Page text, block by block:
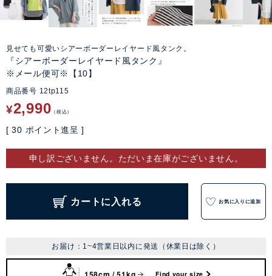
見せても可愛いシアーボーダーレイヤード風タンク。
『シアーボーダーレイヤード風タンク』
※メール便可※【10】
商品番号 12tp115
¥2,990 税込
[ 30 ポイント進呈 ]
申し訳ございません。ただいま在庫がございません。
カートに入れる お気に入りに追加
お届け：1~4営業日以内に発送（休業日は除く）
Find your size